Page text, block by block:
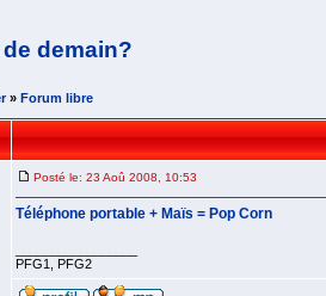
demain?
» Forum libre
Posté le: 23 Aoû 2008, 10:53
Téléphone portable + Maïs = Pop Corn
PFG1, PFG2